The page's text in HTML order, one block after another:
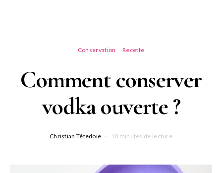
Conservation Recette
Comment conserver
vodka ouverte ?
Christian Têtedoie 10 minutes de lecture